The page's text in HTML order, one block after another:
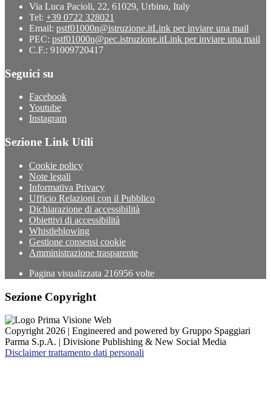
Via Luca Pacioli, 22, 61029, Urbino, Italy
Tel: +39 0722 328021
Email: pstf01000n@istruzione.itLink per inviare una mail
PEC: pstf01000n@pec.istruzione.itLink per inviare una mail
C.F.: 91009720417
Seguici su
Facebook
Youtube
Instagram
Sezione Link Utili
Cookie policy
Note legali
Informativa Privacy
Ufficio Relazioni con il Pubblico
Dichiarazione di accessibilità
Obiettivi di accessibilità
Whistleblowing
Gestione consensi cookie
Amministrazione trasparente
Pagina visualizzata 216956 volte
Sezione Copyright
Copyright 2026 | Engineered and powered by Gruppo Spaggiari
Parma S.p.A. | Divisione Publishing & New Social Media
Disclaimer trattamento dati personali